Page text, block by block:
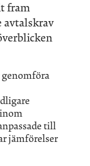
fram
avtalskrav
till
jämförelser